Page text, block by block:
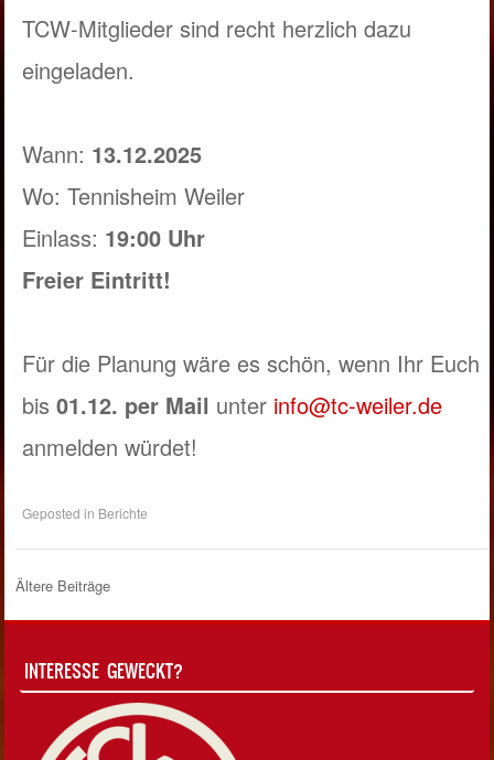
TCW-Mitglieder sind recht herzlich dazu
eingeladen.
Wann: 13.12.2025
Wo: Tennisheim Weiler
Einlass: 19:00 Uhr
Freier Eintritt!
Für die Planung wäre es schön, wenn Ihr Euch
bis01.12. per Mail unter info@tc-weiler.de
anmelden würdet!
Geposted in Berichte
Post Navigation
Ältere Beiträge
INTERESSE GEWECKT?